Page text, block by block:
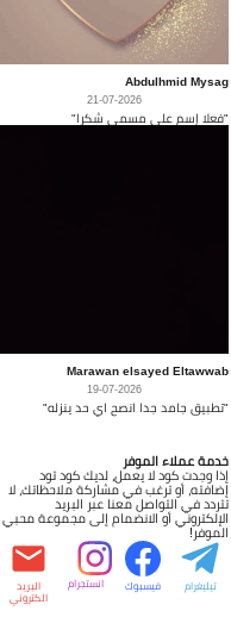
Abdulhmid Mysag
21-07-2026
"فعلا إسم على مسمى شكرا"
Marawan elsayed Eltawwab
19-07-2026
"تطبيق جامد جدا انصح اي حد ينزله"
خدمة عملاء الموفر
إذا وجدت كود لا يعمل، لديك كود تود
إضافته، أو ترغب في مشاركة ملاحظاتك، لا
تتردد في التواصل معنا عبر البريد
الإلكتروني أو الانضمام إلى مجموعة محبي
الموفر!
تيليغرام فيسبوك انستجرام البريد
الكتروني